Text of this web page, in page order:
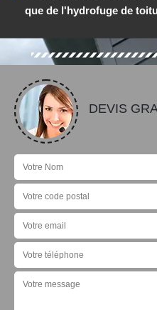
que de l'hydrofuge de
DEVIS